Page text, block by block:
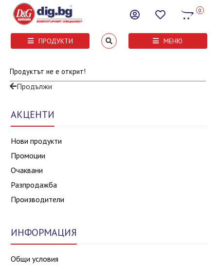
0
ПРОДУКТИ МЕНЮ
Продуктът не е открит!
Продължи
АКЦЕНТИ
Нови продукти
Промоции
Очаквани
Разпродажба
Производители
ИНФОРМАЦИЯ
Общи условия